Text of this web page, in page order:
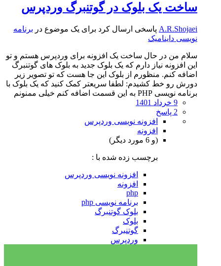
ساخت یک بلوک در گوتنبرگ وردپرس
A.R.Shojaei پاسخی ارسال کرد برای یک موضوع در برنامه
نویسی داینامیک
سلام من در حال ساخت یک افزونه برای وردپرس هستم و تو
این افزونه نیاز دارم که یک بلوک جدید به بلوک های گوتنبرگ
اضافه کنم. منظورم از بلوک این جا هست که تو تصویر زیر
دورش رو خط کشیدم: لطفا سریعتر کمک کنید که یک بلوک با
برنامه نویسی PHP به این قسمت اضافه کنم خیلی ممنونم
9 خرداد 1401
2 پاسخ
افزونه نویسی وردپرس
افزونه
(و 6 مورد دیگر)
برچسب زده شده با :
افزونه نویسی وردپرس
افزونه
php
برنامه نویسی php
بلوک گوتنبرگ
بلوک
گوتنبرگ
وردپرس